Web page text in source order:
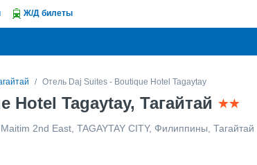
Ж/Д билеты
Отель Daj Suites - Boutique Hotel Tagaytay
Tagaytay, Тагайтай
2nd East, TAGAYTAY CITY, Филиппины Тагайтай